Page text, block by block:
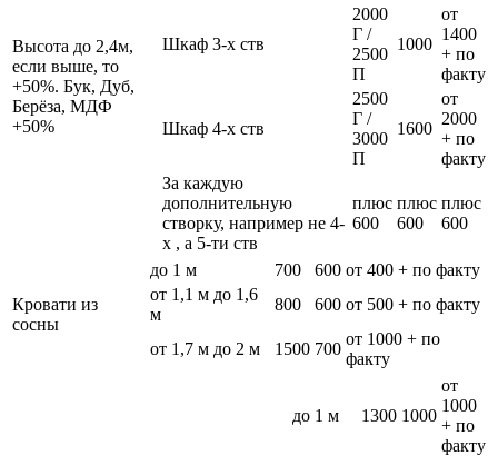
Высота до 2,4м,
если выше, то
+50%. Бук, Дуб,
Берёза, МДФ
+50%
Шкаф 3-х ств
2000
Г /
2500
П
1000
от
1400
+ по
факту
Шкаф 4-х ств
2500
Г /
3000
П
1600
от
2000
+ по
факту
За каждую
дополнительную
створку, например не 4-
х , а 5-ти ств
плюс
600
плюс
600
плюс
600
Кровати из
сосны
до 1 м 700 600 от 400 + по факту
от 1,1 м до 1,6
м
800 600 от 500 + по факту
от 1,7 м до 2 м 1500 700
от 1000 + по
факту
до 1 м 1300 1000
от
1000
+ по
факту